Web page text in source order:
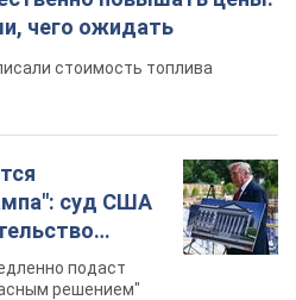
тактику: в
решения